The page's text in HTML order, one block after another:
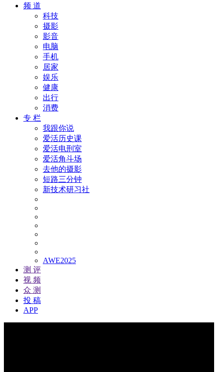
频 道
科技
摄影
影音
电脑
手机
居家
娱乐
健康
出行
消费
专 栏
我跟你说
爱活历史课
爱活电刑室
爱活角斗场
去他的摄影
短路三分钟
新技术研习社
AWE2025
测 评
视 频
众 测
投 稿
APP